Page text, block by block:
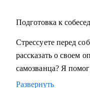
Подготовка к
Стрессуете перед
рассказать о своем
самозванца? Я
Развернуть